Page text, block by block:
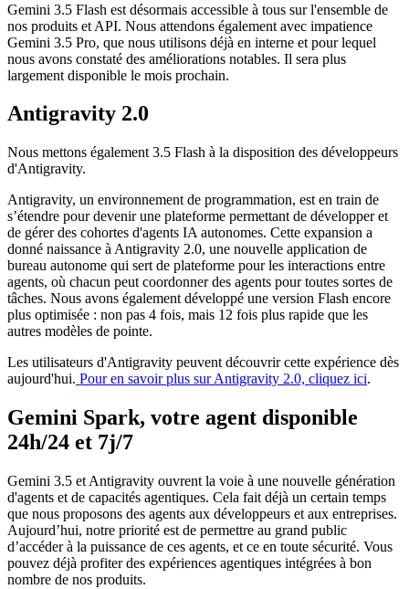
Gemini 3.5 Flash est désormais accessible à tous sur l'ensemble de
nos produits et API. Nous attendons également avec impatience
Gemini 3.5 Pro, que nous utilisons déjà en interne et pour lequel
nous avons constaté des améliorations notables. Il sera plus
largement disponible le mois prochain.
Antigravity 2.0
Nous mettons également 3.5 Flash à la disposition des développeurs
d'Antigravity.
Antigravity, un environnement de programmation, est en train de
s’étendre pour devenir une plateforme permettant de développer et
de gérer des cohortes d'agents IA autonomes. Cette expansion a
donné naissance à Antigravity 2.0, une nouvelle application de
bureau autonome qui sert de plateforme pour les interactions entre
agents, où chacun peut coordonner des agents pour toutes sortes de
tâches. Nous avons également développé une version Flash encore
plus optimisée : non pas 4 fois, mais 12 fois plus rapide que les
autres modèles de pointe.
Les utilisateurs d'Antigravity peuvent découvrir cette expérience dès
aujourd'hui. Pour en savoir plus sur Antigravity 2.0, cliquez ici.
Gemini Spark, votre agent disponible
24h/24 et 7j/7
Gemini 3.5 et Antigravity ouvrent la voie à une nouvelle génération
d'agents et de capacités agentiques. Cela fait déjà un certain temps
que nous proposons des agents aux développeurs et aux entreprises.
Aujourd’hui, notre priorité est de permettre au grand public
d’accéder à la puissance de ces agents, et ce en toute sécurité. Vous
pouvez déjà profiter des expériences agentiques intégrées à bon
nombre de nos produits.